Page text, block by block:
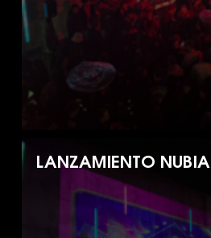
LANZAMIENTO NUBIA